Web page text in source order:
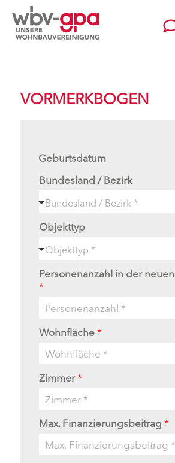
VORMERKBOGEN
Geburtsdatum
Bundesland / Bezirk
Objekttyp
Personenanzahl in der
*
Wohnfläche*
Zimmer*
Max. Finanzierungsbeitrag *